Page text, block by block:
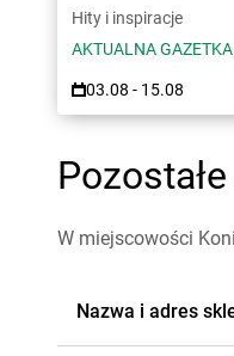
Hity i inspiracje
AKTUALNA GAZETKA
03.08 - 15.08
W miejscowości
Nazwa i adres